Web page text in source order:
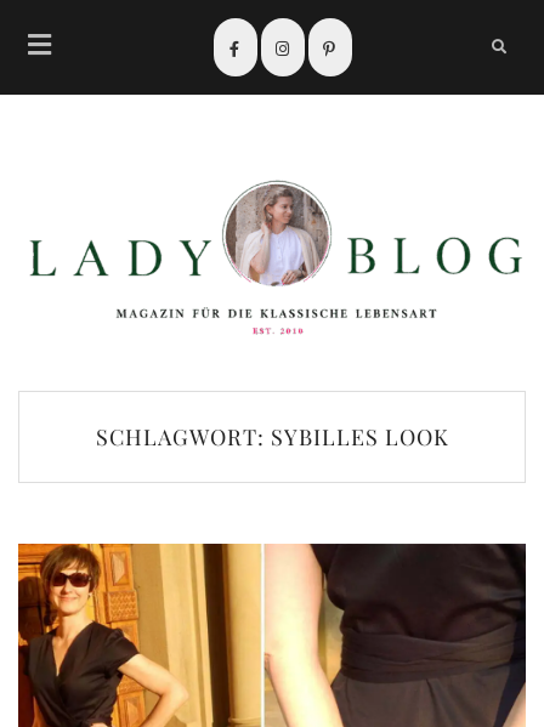
SCHLAGWORT: SYBILLES LOOK